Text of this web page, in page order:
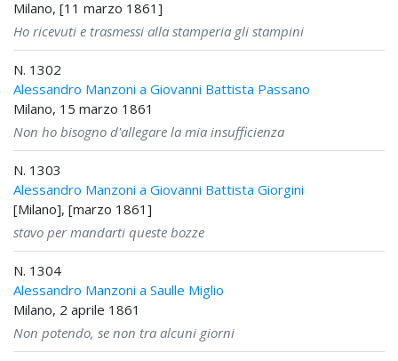
Milano, [11 marzo 1861]
Ho ricevuti e trasmessi alla stamperia gli stampini
N. 1302
Alessandro Manzoni a Giovanni Battista Passano
Milano, 15 marzo 1861
Non ho bisogno d'allegare la mia insufficienza
N. 1303
Alessandro Manzoni a Giovanni Battista Giorgini
[Milano], [marzo 1861]
stavo per mandarti queste bozze
N. 1304
Alessandro Manzoni a Saulle Miglio
Milano, 2 aprile 1861
Non potendo, se non tra alcuni giorni